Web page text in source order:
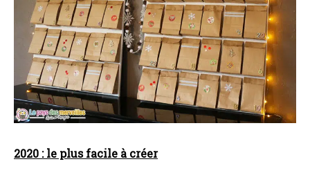
2020 : le plus facile à créer